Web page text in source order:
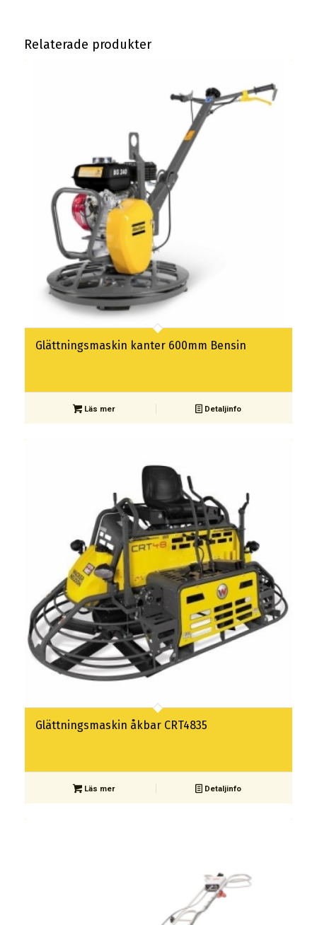
Relaterade produkter
Glättningsmaskin kanter 600mm Bensin
Läs mer Detaljinfo
Glättningsmaskin åkbar CRT4835
Läs mer Detaljinfo